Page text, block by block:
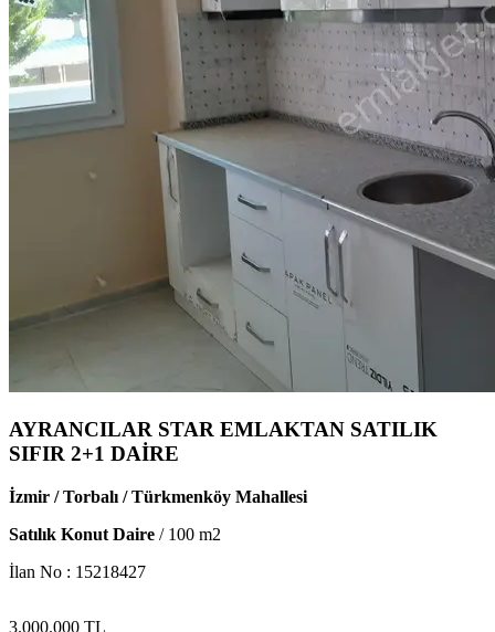
AYRANCILAR STAR EMLAKTAN SATILIK
SIFIR 2+1 DAİRE
İzmir / Torbalı / Türkmenköy Mahallesi
Satılık Konut Daire / 100 m2
İlan No : 15218427
3.000.000 TL